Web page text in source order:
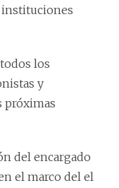
instituciones
los
y
próximas
del encargado
el marco del el